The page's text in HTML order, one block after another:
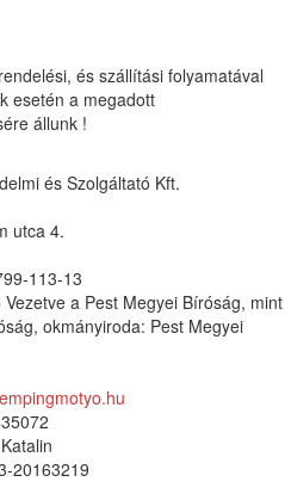
és szállítási folyamatával
esetén a megadott
állunk !
és Szolgáltató Kft.
utca 4.
113-13
a Pest Megyei Bíróság, mint
okmányiroda: Pest Megyei
20163219